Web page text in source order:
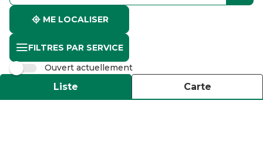
ME LOCALISER
FILTRES PAR SERVICE
Ouvert actuellement
Liste Carte